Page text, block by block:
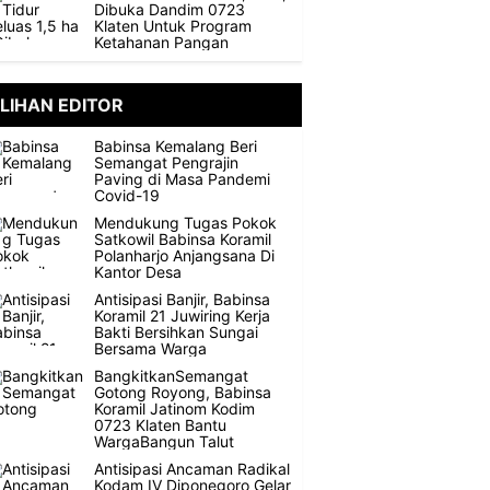
Dibuka Dandim 0723
Klaten Untuk Program
Ketahanan Pangan
EDITOR
Babinsa Kemalang Beri
Semangat Pengrajin
Paving di Masa Pandemi
Covid-19
Mendukung Tugas Pokok
Satkowil Babinsa Koramil
Polanharjo Anjangsana Di
Kantor Desa
Antisipasi Banjir, Babinsa
Koramil 21 Juwiring Kerja
Bakti Bersihkan Sungai
Bersama Warga
BangkitkanSemangat
Gotong Royong, Babinsa
Koramil Jatinom Kodim
0723 Klaten Bantu
WargaBangun Talut
Antisipasi Ancaman Radikal
Kodam IV Diponegoro Gelar